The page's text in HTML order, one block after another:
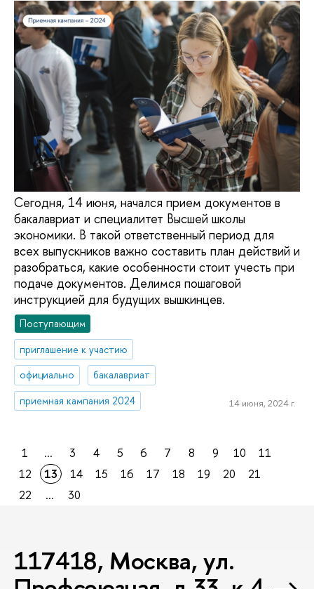
Сегодня, 14 июня, начался прием документов в
бакалавриат и специалитет Высшей школы
экономики. В такой ответственный период для
всех выпускников важно составить план действий и
разобраться, какие особенности стоит учесть при
подаче документов. Делимся пошаговой
инструкцией для будущих вышкинцев.
Поступающим
приглашение к участию
официально
бакалавриат
приемная кампания 2024
14 июня, 2024 г.
1 ... 3 4 5 6 7 8 9 10
11
12
13 14 15 16 17 18 19 20
21
22
... 30
117418, Москва, ул.